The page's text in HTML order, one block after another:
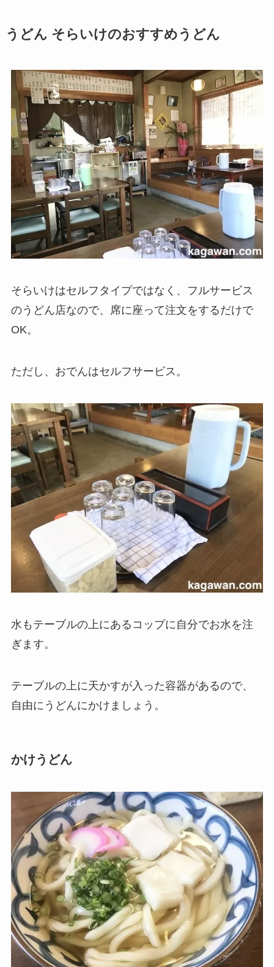
うどん そらいけのおすすめうどん
そらいけはセルフタイプではなく、フルサービス
のうどん店なので、席に座って注文をするだけで
OK。
ただし、おでんはセルフサービス。
水もテーブルの上にあるコップに自分でお水を注
ぎます。
テーブルの上に天かすが入った容器があるので、
自由にうどんにかけましょう。
かけうどん